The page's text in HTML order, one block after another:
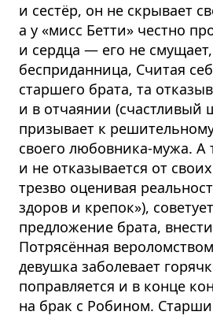
и сестёр, он не скрывает
а у «мисс Бетти» честно
и сердца — его не
бесприданница, Считая
старшего брата, та
и в отчаянии (счастливый
призывает к
своего любовника-мужа. А
и не отказывается от
трезво оценивая
здоров и крепок»),
предложение брата,
Потрясённая
девушка заболевает
поправляется и в конце
на брак с Робином.